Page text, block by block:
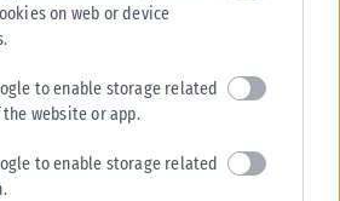
on web or device
to enable storage related
website or app.
to enable storage related